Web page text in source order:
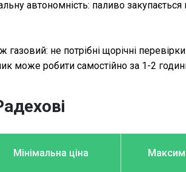
автономність: паливо закупається
не потрібні щорічні
може робити самостійно за 1-2
Мінімальна ціна